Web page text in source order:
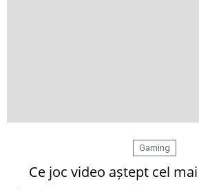
Gaming
Ce joc video aștept cel